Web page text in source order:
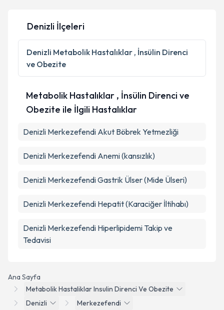
Ana Sayfa
Metabolik Hastaliklar Insulin Direnci Ve Obezite
Denizli
Merkezefendi
Denizli İlçeleri
Denizli Metabolik Hastalıklar , İnsülin Direnci
ve Obezite
Metabolik Hastalıklar , İnsülin Direnci ve
Obezite ile İlgili Hastalıklar
Denizli Merkezefendi Akut Böbrek Yetmezliği
Denizli Merkezefendi Anemi (kansızlık)
Denizli Merkezefendi Gastrik Ülser (Mide Ülseri)
Denizli Merkezefendi Hepatit (Karaciğer İltihabı)
Denizli Merkezefendi Hiperlipidemi Takip ve
Tedavisi